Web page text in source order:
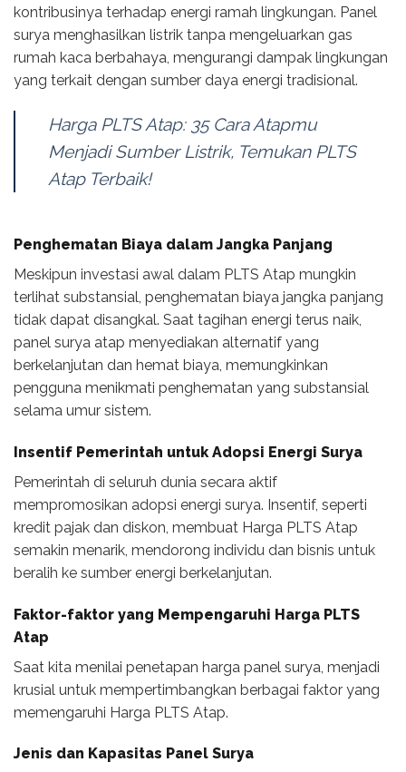
kontribusinya terhadap energi ramah lingkungan. Panel
surya menghasilkan listrik tanpa mengeluarkan gas
rumah kaca berbahaya, mengurangi dampak lingkungan
yang terkait dengan sumber daya energi tradisional.
Harga PLTS Atap: 35 Cara Atapmu
Menjadi Sumber Listrik, Temukan PLTS
Atap Terbaik!
Penghematan Biaya dalam Jangka Panjang
Meskipun investasi awal dalam PLTS Atap mungkin
terlihat substansial, penghematan biaya jangka panjang
tidak dapat disangkal. Saat tagihan energi terus naik,
panel surya atap menyediakan alternatif yang
berkelanjutan dan hemat biaya, memungkinkan
pengguna menikmati penghematan yang substansial
selama umur sistem.
Insentif Pemerintah untuk Adopsi Energi Surya
Pemerintah di seluruh dunia secara aktif
mempromosikan adopsi energi surya. Insentif, seperti
kredit pajak dan diskon, membuat Harga PLTS Atap
semakin menarik, mendorong individu dan bisnis untuk
beralih ke sumber energi berkelanjutan.
Faktor-faktor yang Mempengaruhi Harga PLTS
Atap
Saat kita menilai penetapan harga panel surya, menjadi
krusial untuk mempertimbangkan berbagai faktor yang
memengaruhi Harga PLTS Atap.
Jenis dan Kapasitas Panel Surya